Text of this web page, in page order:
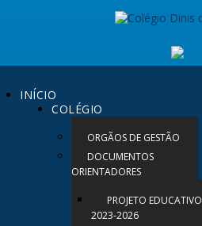
INÍCIO
COLÉGIO
ORGÃOS DE GESTÃO
DOCUMENTOS
ORIENTADORES
PROJETO EDUCATIVO
2023-2026